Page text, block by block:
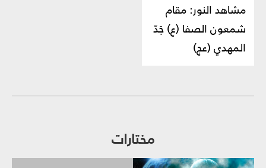
مشاهد النور: مقام
شمعون الصفا (ع) جَدّ
المهدي (عج)
مختارات